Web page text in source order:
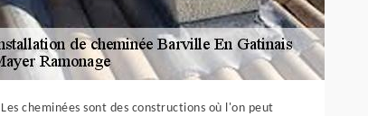
Les cheminées sont des constructions où l'on peut